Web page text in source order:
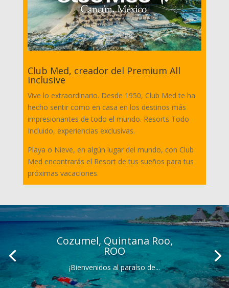
Club Med, creador del Premium All
Inclusive
Vive lo extraordinario. Desde 1950, Club Med te ha
hecho sentir como en casa en los destinos más
impresionantes de todo el mundo. Resorts Todo
Incluido, experiencias exclusivas.
Playa o Nieve, en algún lugar del mundo, con Club
Med encontrarás el Resort de tus sueños para tus
próximas vacaciones.
Cozumel, Quintana Roo,
ROO
¡Bienvenidos al paraíso de...